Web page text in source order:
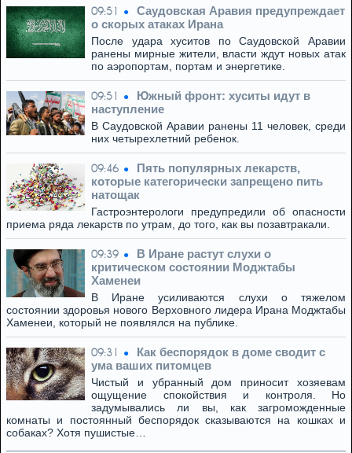
09:51
Саудовская Аравия предупреждает
о скорых атаках Ирана
После удара хуситов по Саудовской Аравии
ранены мирные жители, власти ждут новых атак
по аэропортам, портам и энергетике.
09:51
Южный фронт: хуситы идут в
наступление
В Саудовской Аравии ранены 11 человек, среди
них четырехлетний ребенок.
09:46
Пять популярных лекарств,
которые категорически запрещено пить
натощак
Гастроэнтерологи предупредили об опасности
приема ряда лекарств по утрам, до того, как вы позавтракали.
09:39
В Иране растут слухи о
критическом состоянии Моджтабы
Хаменеи
В Иране усиливаются слухи о тяжелом
состоянии здоровья нового Верховного лидера Ирана Моджтабы
Хаменеи, который не появлялся на публике.
09:31
Как беспорядок в доме сводит с
ума ваших питомцев
Чистый и убранный дом приносит хозяевам
ощущение спокойствия и контроля. Но
задумывались ли вы, как загроможденные
комнаты и постоянный беспорядок сказываются на кошках и
собаках? Хотя пушистые…